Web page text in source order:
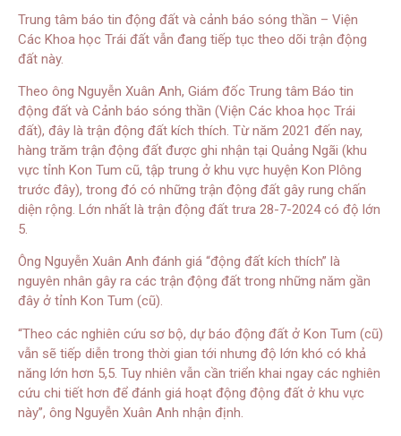
Trung tâm báo tin động đất và cảnh báo sóng thần – Viện
Các Khoa học Trái đất vẫn đang tiếp tục theo dõi trận động
đất này.
Theo ông Nguyễn Xuân Anh, Giám đốc Trung tâm Báo tin
động đất và Cảnh báo sóng thần (Viện Các khoa học Trái
đất), đây là trận động đất kích thích. Từ năm 2021 đến nay,
hàng trăm trận động đất được ghi nhận tại Quảng Ngãi (khu
vực tỉnh Kon Tum cũ, tập trung ở khu vực huyện Kon Plông
trước đây), trong đó có những trận động đất gây rung chấn
diện rộng. Lớn nhất là trận động đất trưa 28-7-2024 có độ lớn
5.
Ông Nguyễn Xuân Anh đánh giá “động đất kích thích” là
nguyên nhân gây ra các trận động đất trong những năm gần
đây ở tỉnh Kon Tum (cũ).
“Theo các nghiên cứu sơ bộ, dự báo động đất ở Kon Tum (cũ)
vẫn sẽ tiếp diễn trong thời gian tới nhưng độ lớn khó có khả
năng lớn hơn 5,5. Tuy nhiên vẫn cần triển khai ngay các nghiên
cứu chi tiết hơn để đánh giá hoạt động động đất ở khu vực
này”, ông Nguyễn Xuân Anh nhận định.